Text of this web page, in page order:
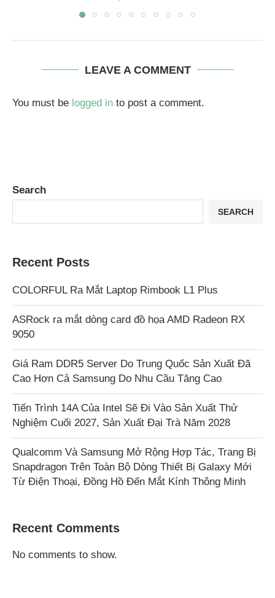
LEAVE A COMMENT
You must be logged in to post a comment.
Search
SEARCH
Recent Posts
COLORFUL Ra Mắt Laptop Rimbook L1 Plus
ASRock ra mắt dòng card đồ họa AMD Radeon RX
9050
Giá Ram DDR5 Server Do Trung Quốc Sản Xuất Đã
Cao Hơn Cả Samsung Do Nhu Cầu Tăng Cao
Tiến Trình 14A Của Intel Sẽ Đi Vào Sản Xuất Thử
Nghiệm Cuối 2027, Sản Xuất Đại Trà Năm 2028
Qualcomm Và Samsung Mở Rộng Hợp Tác, Trang Bị
Snapdragon Trên Toàn Bộ Dòng Thiết Bị Galaxy Mới
Từ Điện Thoại, Đồng Hồ Đến Mắt Kính Thông Minh
Recent Comments
No comments to show.